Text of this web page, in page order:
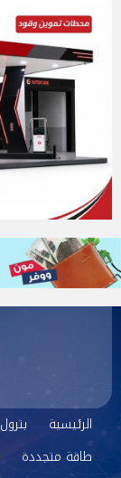
الرئيسية بترول
طاقة متجددة